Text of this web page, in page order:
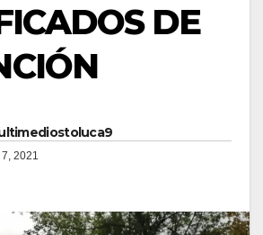
DE
7, 2021